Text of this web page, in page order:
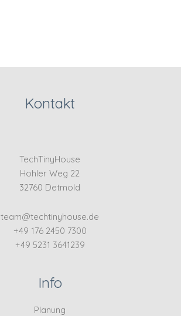
Kontakt
TechTinyHouse
Hohler Weg 22
32760 Detmold
team@techtinyhouse.de
+49 176 2450 7300
+49 5231 3641239
Info
Planung